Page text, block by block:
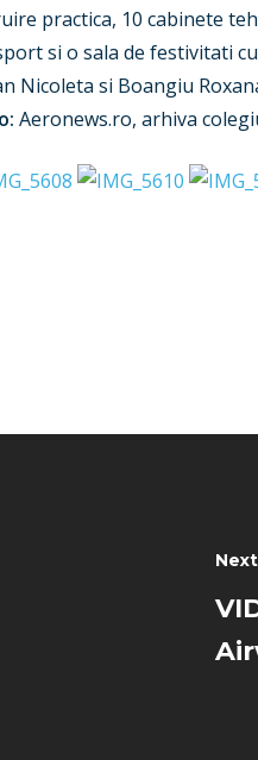
practica, 10 cabinete
si o sala de festivitati
Nicoleta si Boangiu
Aeronews.ro, arhiva